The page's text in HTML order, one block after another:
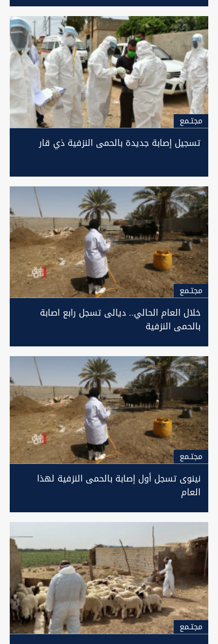
مجتـمع
تسجيل إصابة جديدة بالحمى النزفية ذي قار
مجتـمع
خلال العام الحالي.. ديالى تسجل رابع اصابة
بالحمى النزفية
مجتـمع
نينوى تسجل أول إصابة بالحمى النزفية لهذا
العام
مجتـمع